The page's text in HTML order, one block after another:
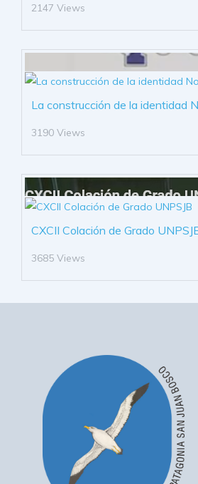
2147 Views
La construcción de la identidad
3190 Views
CXCII Colación de Grado
3685 Views